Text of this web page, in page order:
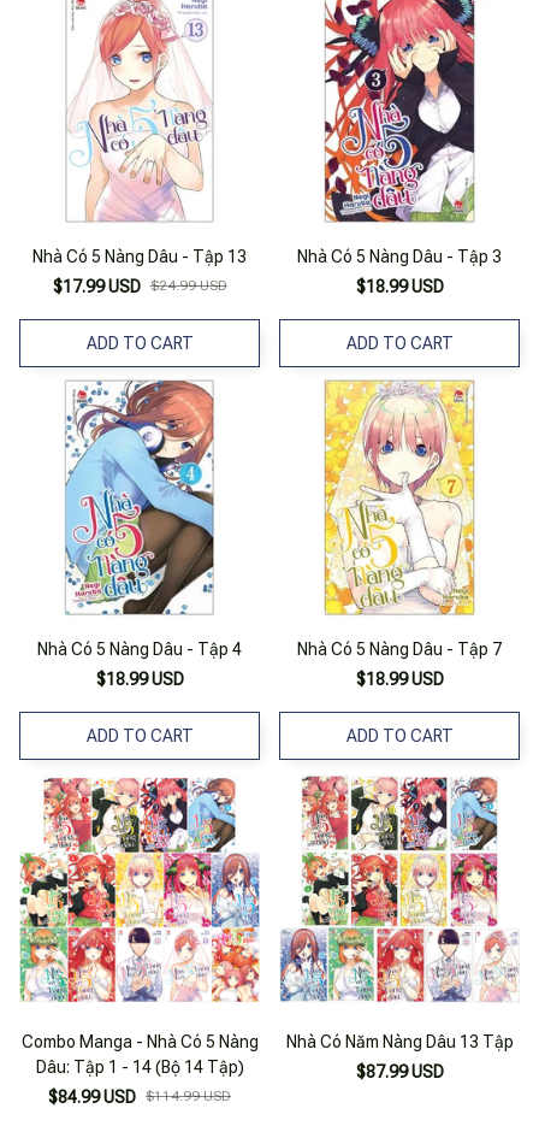
Nhà Có 5 Nàng Dâu - Tập 13
$17.99 USD $24.99 USD
ADD TO CART
Nhà Có 5 Nàng Dâu - Tập 3
$18.99 USD
ADD TO CART
Nhà Có 5 Nàng Dâu - Tập 4
$18.99 USD
ADD TO CART
Nhà Có 5 Nàng Dâu - Tập 7
$18.99 USD
ADD TO CART
Combo Manga - Nhà Có 5 Nàng
Dâu: Tập 1 - 14 (Bộ 14 Tập)
$84.99 USD $114.99 USD
Nhà Có Năm Nàng Dâu 13 Tập
$87.99 USD